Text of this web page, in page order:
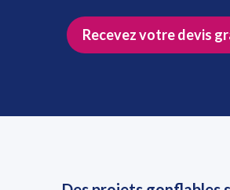
Recevez votre devis